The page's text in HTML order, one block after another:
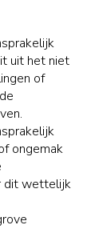
uit het niet
of
ongemak
dit wettelijk